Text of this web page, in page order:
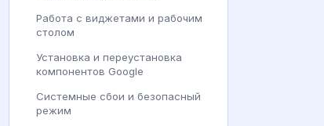
Работа с виджетами и рабочим
столом
Установка и переустановка
компонентов Google
Системные сбои и безопасный
режим